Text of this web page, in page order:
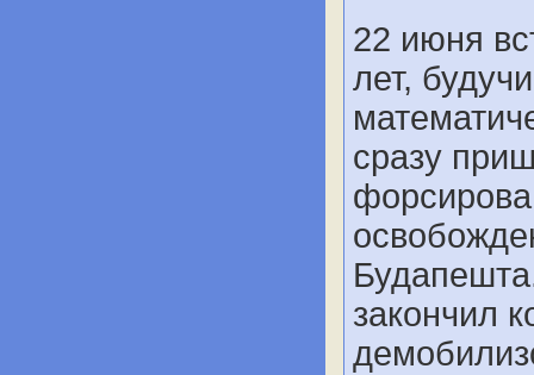
22 июня
лет,
сразу
закончил